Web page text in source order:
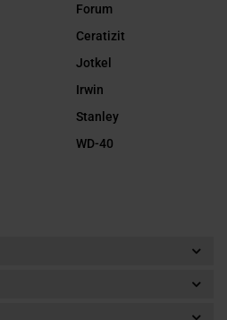
Forum
Ceratizit
Jotkel
Irwin
Stanley
WD-40